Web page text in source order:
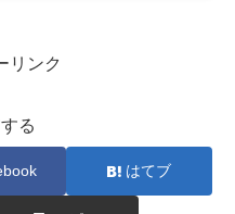
リンク
る
はてブ